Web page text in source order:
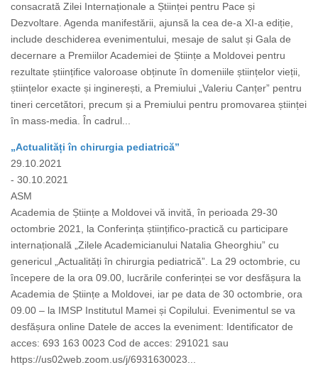
consacrată Zilei Internaționale a Științei pentru Pace și
Dezvoltare. Agenda manifestării, ajunsă la cea de-a XI-a ediție,
include deschiderea evenimentului, mesaje de salut și Gala de
decernare a Premiilor Academiei de Științe a Moldovei pentru
rezultate științifice valoroase obținute în domeniile științelor vieții,
științelor exacte și inginerești, a Premiului „Valeriu Canțer” pentru
tineri cercetători, precum și a Premiului pentru promovarea științei
în mass-media. În cadrul...
„Actualități în chirurgia pediatrică”
29.10.2021
- 30.10.2021
ASM
Academia de Științe a Moldovei vă invită, în perioada 29-30
octombrie 2021, la Conferința științifico-practică cu participare
internațională „Zilele Academicianului Natalia Gheorghiu” cu
genericul „Actualități în chirurgia pediatrică”. La 29 octombrie, cu
începere de la ora 09.00, lucrările conferinței se vor desfășura la
Academia de Științe a Moldovei, iar pe data de 30 octombrie, ora
09.00 – la IMSP Institutul Mamei și Copilului. Evenimentul se va
desfășura online Datele de acces la eveniment: Identificator de
acces: 693 163 0023 Cod de acces: 291021 sau
https://us02web.zoom.us/j/6931630023...